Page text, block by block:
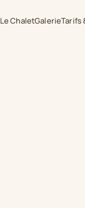
Le ChaletGalerieTarifs